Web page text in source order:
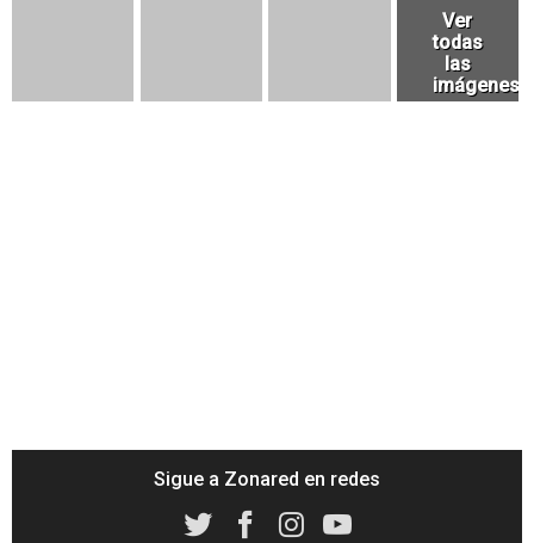
Sigue a Zonared en redes